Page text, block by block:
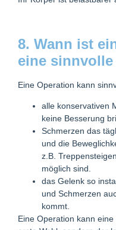
8. Wann ist
eine
Eine Operation kann
alle konservativen
keine Besserung
Schmerzen das
und die
z.B.
möglich sind.
das Gelenk so
und Schmerzen
kommt.
Eine Operation kann